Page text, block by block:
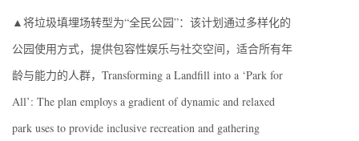
▲将垃圾填埋场转型为“全民公园”：该计划通过多样化的
公园使用方式，提供包容性娱乐与社交空间，适合所有年
龄与能力的人群，Transforming a Landfill into a ‘Park for
All’: The plan employs a gradient of dynamic and relaxed
park uses to provide inclusive recreation and gathering